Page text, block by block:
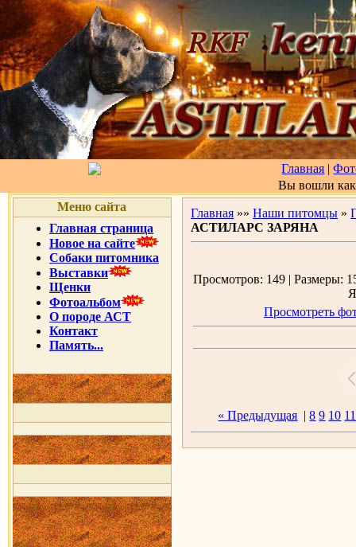
Главная |
Вы вошли
Меню сайта
Главная страница
Новое на сайте
Собаки питомника
Выставки
Щенки
Фотоальбом
О породе АСТ
Контакт
Память...
Главная »» Наши питомцы »
АСТИЛАРС ЗАРЯНА
Просмотров: 149 | Размеры:
Просмотреть
« Предыдущая |8 9 10 11